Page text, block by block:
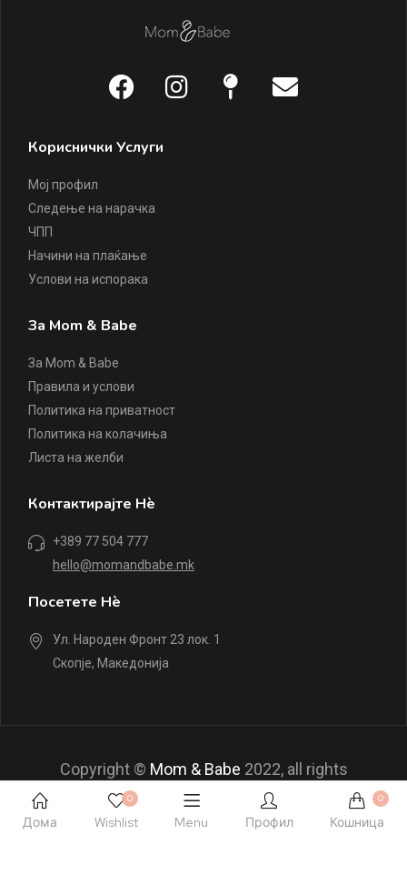
Кориснички Услуги
Мој профил
Следење на нарачка
ЧПП
Начини на плаќање
Услови на испорака
За Mom & Babe
За Mom & Babe
Правила и услови
Политика на приватност
Политика на колачиња
Листа на желби
Контактирајте Нè
+389 77 504 777
hello@momandbabe.mk
Посетете Нè
Ул. Народен Фронт 23 лок. 1
Скопје, Македонија
Copyright © Mom & Babe 2022, all rights
reserved.
Дома
0
Wishlist Menu Профил
0
Кошница